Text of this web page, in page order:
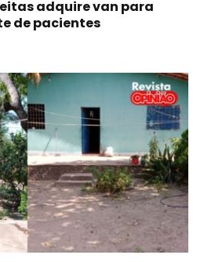
adquire van para
de pacientes